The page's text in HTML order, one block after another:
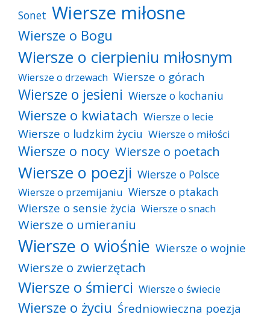
Sonet Wiersze miłosne
Wiersze o Bogu
Wiersze o cierpieniu miłosnym
Wiersze o drzewach Wiersze o górach
Wiersze o jesieni Wiersze o kochaniu
Wiersze o kwiatach Wiersze o lecie
Wiersze o ludzkim życiu Wiersze o miłości
Wiersze o nocy Wiersze o poetach
Wiersze o poezji Wiersze o Polsce
Wiersze o przemijaniu Wiersze o ptakach
Wiersze o sensie życia Wiersze o snach
Wiersze o umieraniu
Wiersze o wiośnie Wiersze o wojnie
Wiersze o zwierzętach
Wiersze o śmierci Wiersze o świecie
Wiersze o życiu Średniowieczna poezja